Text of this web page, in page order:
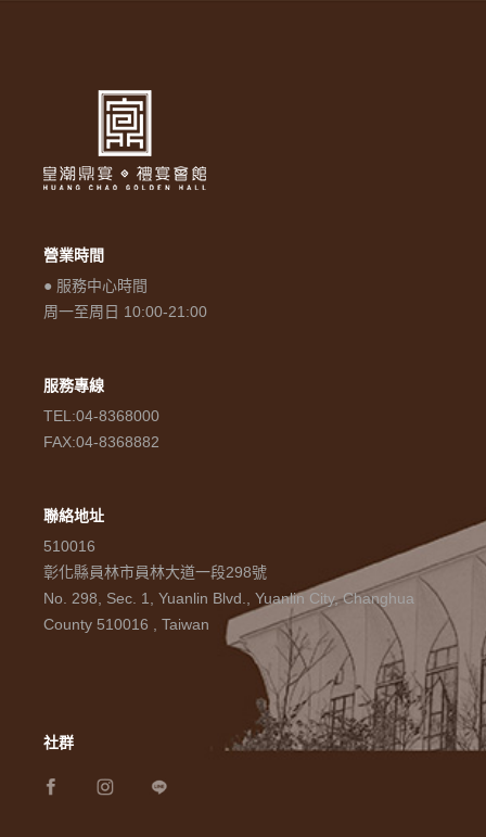
營業時間
● 服務中心時間
周一至周日 10:00-21:00
服務專線
TEL:04-8368000
FAX:04-8368882
社群
聯絡地址
510016
彰化縣員林市員林大道一段298號
No. 298, Sec. 1, Yuanlin Blvd., Yuanlin City, Changhua
County 510016 , Taiwan